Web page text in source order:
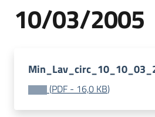
Servizi
Atti
Bandi
10/03/2005
(PDF - 16,0 KB)